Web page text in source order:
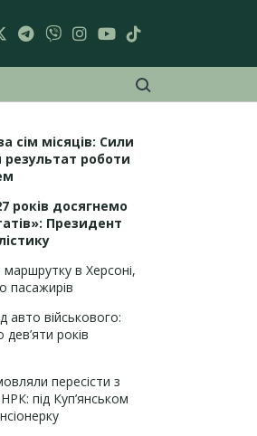
сім місяців: Сили
роботи
років досягнемо
Президент
в Херсоні,
пасажирів
авто військового:
років
пересісти з
під Куп’янськом